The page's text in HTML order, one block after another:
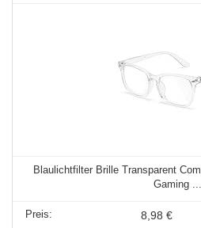
Blaulichtfilter Brille Transparent
Gaming ...
8,98 €